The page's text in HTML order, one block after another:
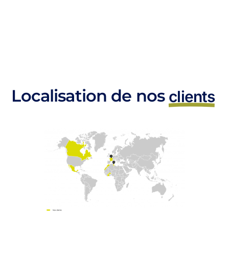
Localisation de nos clients